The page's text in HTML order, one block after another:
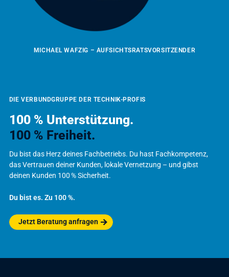
MICHAEL WAFZIG – AUFSICHTSRATSVORSITZENDER
DIE VERBUNDGRUPPE DER TECHNIK-PROFIS
100 % Unterstützung.
100 % Freiheit.
Du bist das Herz deines Fachbetriebs. Du hast Fachkompetenz,
das Vertrauen deiner Kunden, lokale Vernetzung – und gibst
deinen Kunden 100 % Sicherheit.
Du bist es. Zu 100 %.
Jetzt Beratung anfragen